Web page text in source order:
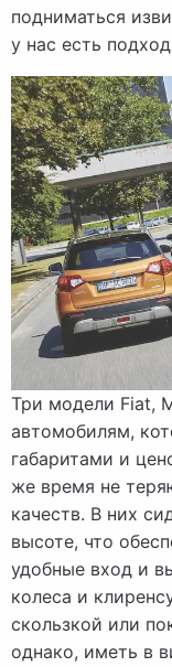
подниматься
у нас есть
Три модели Fiat,
автомобилям,
габаритами и
же время не
качеств. В них
высоте, что
удобные вход и
колеса и
скользкой или
однако, иметь в